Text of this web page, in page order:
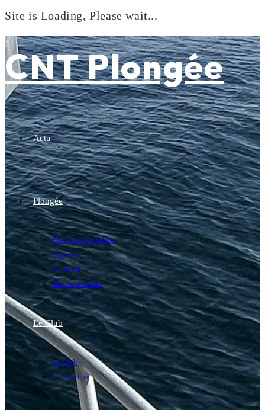
Site is Loading, Please wait...
to
content
CNT Plongée
Actu
Plongée
Plongée exploration
Baptême
N1 et N2
Site de plongées
Le Club
Le Club
La structure